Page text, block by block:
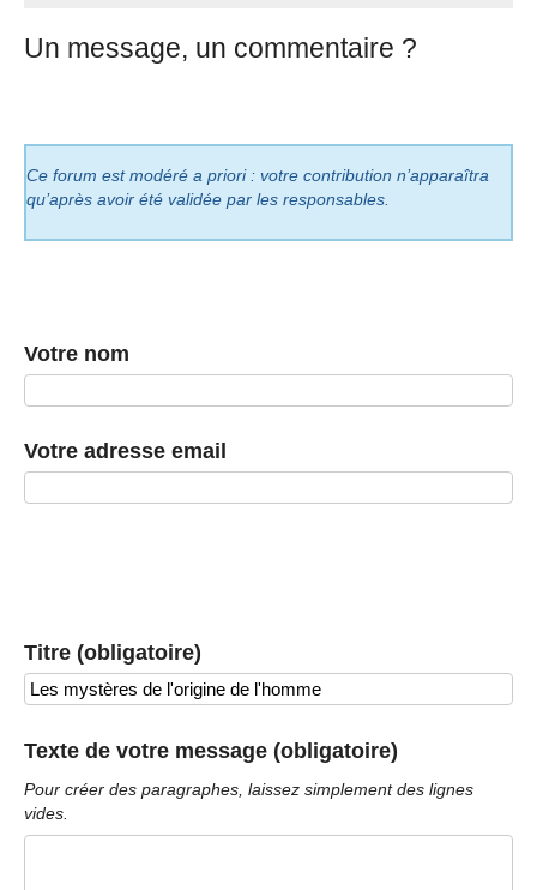
Un message, un commentaire ?
Ce forum est modéré a priori : votre contribution n’apparaîtra
qu’après avoir été validée par les responsables.
Votre nom
Votre adresse email
Titre (obligatoire)
Texte de votre message (obligatoire)
Pour créer des paragraphes, laissez simplement des lignes
vides.